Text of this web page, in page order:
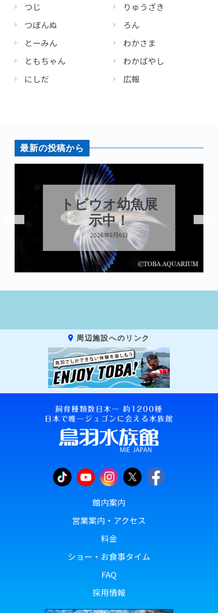
つじ
つぼんぬ
とーみん
ともちゃん
にしだ
りゅうざき
ろん
わかさま
わかばやし
広報
最新の投稿から
トビウオ幼魚展
示中！
2026年8月6日
周辺施設へのリンク
館内案内
営業案内・アクセス
料金
ショー・お食事タイム
FAQ
採用情報